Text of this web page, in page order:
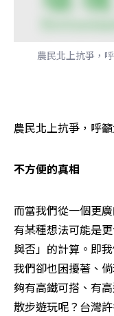
農民北上抗爭，
農民北上抗爭，呼
不方便的真相
而當我們從一個更
有某種想法可能是
與否」的計算。即
我們卻也困擾著、
夠有高鐵可搭、有
散步遊玩呢？台灣